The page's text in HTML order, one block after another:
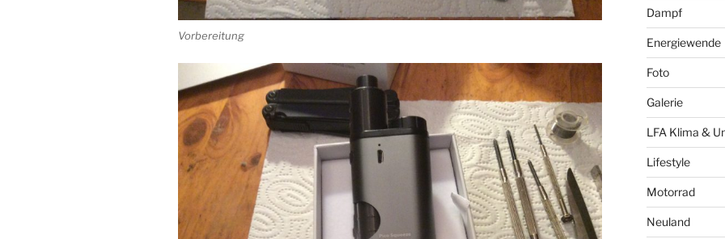
Vorbereitung
Dampf
Energiewende
Foto
Galerie
LFA Klima &
Lifestyle
Motorrad
Neuland